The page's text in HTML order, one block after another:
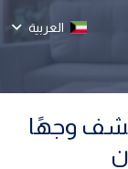
العربية
وجهًا